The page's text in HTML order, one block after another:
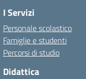
I Servizi
Personale scolastico
Famiglie e studenti
Percorsi di studio
Didattica